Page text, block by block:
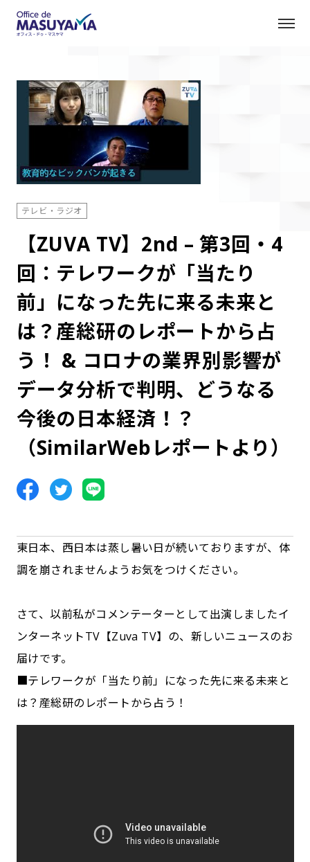
テレビ・ラジオ
【ZUVA TV】2nd – 第3回・4
回：テレワークが「当たり
前」になった先に来る未来と
は？産総研のレポートから占
う！ & コロナの業界別影響が
データ分析で判明、どうなる
今後の日本経済！？
（SimilarWebレポートより）
東日本、西日本は蒸し暑い日が続いておりますが、体
調を崩されませんようお気をつけください。
さて、以前私がコメンテーターとして出演しましたイ
ンターネットTV【Zuva TV】の、新しいニュースのお
届けです。
■テレワークが「当たり前」になった先に来る未来と
は？産総研のレポートから占う！